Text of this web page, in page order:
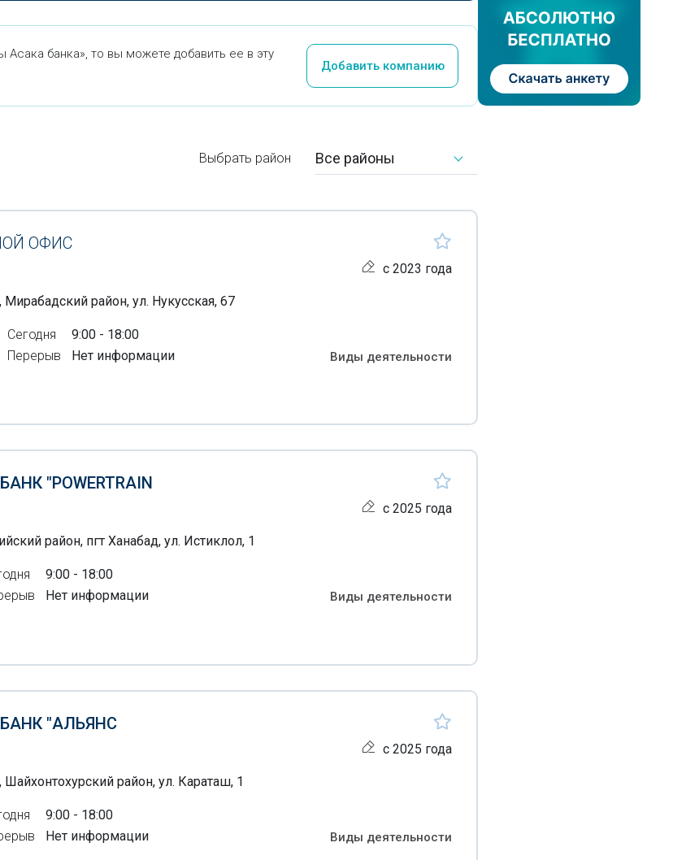
банка», то вы можете добавить ее в эту
Добавить компанию
Выбрать район Все районы
ОФИС
с 2023 года
район, ул. Нукусская, 67
Сегодня
Перерыв
9:00 - 18:00
Нет информации
Виды деятельности
"POWERTRAIN
с 2025 года
район, пгт Ханабад, ул. Истиклол, 1
9:00 - 18:00
Нет информации
Виды деятельности
БАНК "АЛЬЯНС
с 2025 года
район, ул. Караташ, 1
9:00 - 18:00
Нет информации
Виды деятельности